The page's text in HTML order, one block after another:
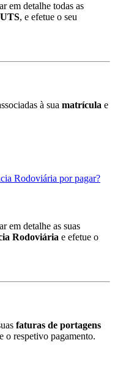
em detalhe todas as
, e efetue o seu
à sua matrícula e
Rodoviária por pagar?
em detalhe as suas
Rodoviária e efetue o
faturas de portagens
o respetivo pagamento.